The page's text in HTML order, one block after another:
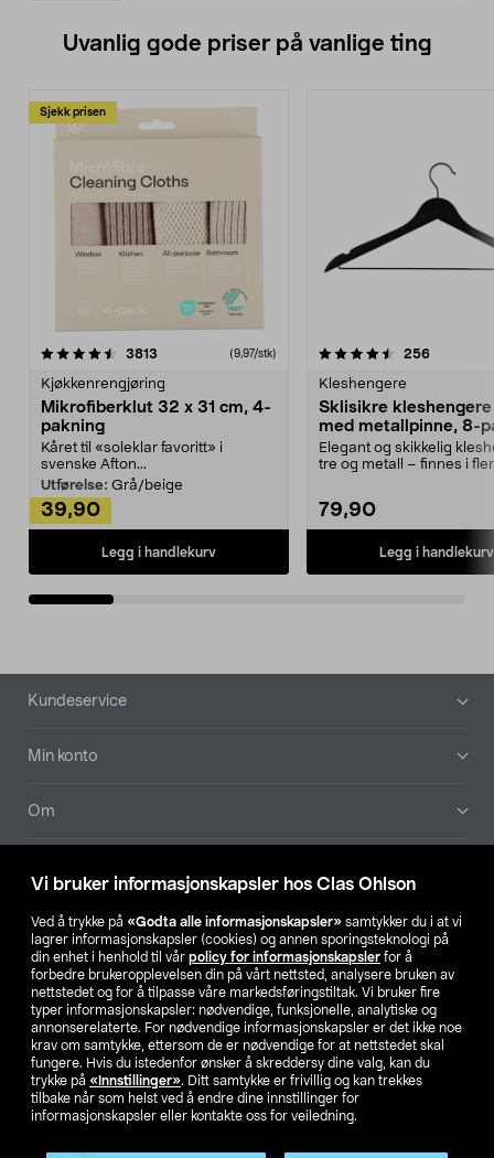
Vi bruker informasjonskapsler hos Clas Ohlson
Ved å trykke på «Godta alle informasjonskapsler» samtykker du i at vi
lagrer informasjonskapsler (cookies) og annen sporingsteknologi på
din enhet i henhold til vår policy for informasjonskapsler for å
forbedre brukeropplevelsen din på vårt nettsted, analysere bruken av
nettstedet og for å tilpasse våre markedsføringstiltak. Vi bruker fire
typer informasjonskapsler: nødvendige, funksjonelle, analytiske og
annonserelaterte. For nødvendige informasjonskapsler er det ikke noe
krav om samtykke, ettersom de er nødvendige for at nettstedet skal
fungere. Hvis du istedenfor ønsker å skreddersy dine valg, kan du
trykke på «Innstillinger». Ditt samtykke er frivillig og kan trekkes
tilbake når som helst ved å endre dine innstillinger for
informasjonskapsler eller kontakte oss for veiledning.
Uvanlig gode priser på vanlige ting
Sjekk prisen
3813 anmeldelser(9,97/stk)
Kjøkkenrengjøring
Mikrofiberklut 32 x 31 cm, 4-
pakning
Kåret til «soleklar favoritt» i
svenske Afton...
Utførelse: Grå/beige
39,90
Legg i handlekurv
4.5av 5 stjerner 256
Kleshengere
Sklisikre
med metallpinne, 8-
Elegant og skikkelig
tre og metall – finnes i
79,90
Legg i handlekurv
4.5av 5 stjerner
Bunntekst
Kundeservice
Min konto
Om
Våre selskaper
Finn din butikk
SE NO FI